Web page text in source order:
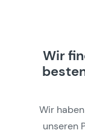
Wir
Wir
unseren